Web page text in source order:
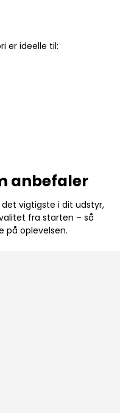
er ideelle til:
anbefaler
vigtigste i dit udstyr,
fra starten – så
på oplevelsen.